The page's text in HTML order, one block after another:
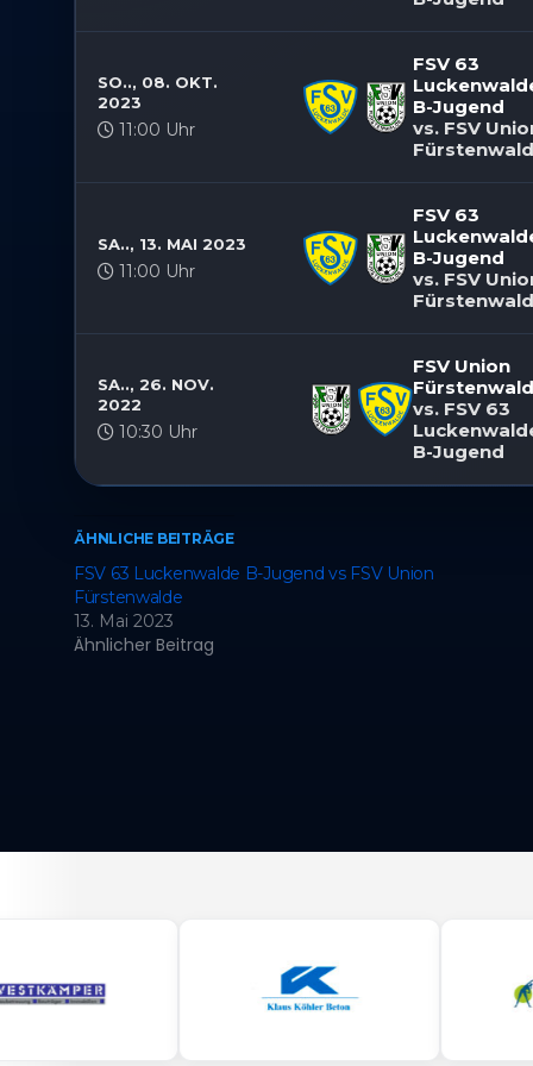
SO.., 08. OKT.
2023
11:00 Uhr
FSV 63
B-Jugend
vs. FSV
SA.., 13. MAI 2023
11:00 Uhr
FSV 63
B-Jugend
vs. FSV
SA.., 26. NOV.
2022
10:30 Uhr
FSV Union
vs. FSV 63
B-Jugend
ÄHNLICHE BEITRÄGE
FSV 63 Luckenwalde B-Jugend vs FSV Union
Fürstenwalde
13. Mai 2023
Ähnlicher Beitrag